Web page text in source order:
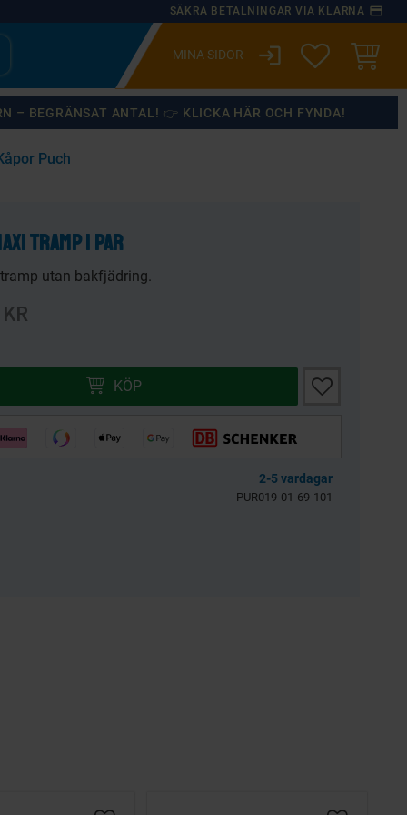
SÄKRA BETALNINGAR VIA KLARNA payment
login ÖNSKELISTA
– BEGRÄNSAT ANTAL! 👉 KLICKA HÄR OCH FYNDA!
2.5kg
Bensinfilter rund
transparent 6mm
Universal
BES039-04-54-301
Puch
tramp 1 par
utan bakfjädring.
pris:
KÖP Lägg till i
2-5 vardagar
PUR019-01-69-101